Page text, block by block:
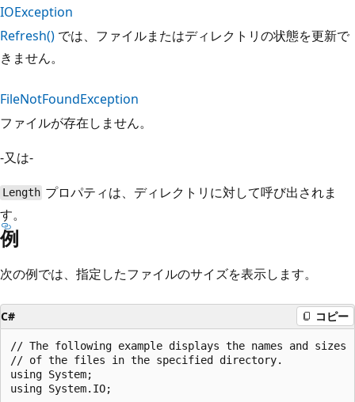
IOException
Refresh() では、ファイルまたはディレクトリの状態を更新で
きません。
FileNotFoundException
ファイルが存在しません。
-又は-
Length プロパティは、ディレクトリに対して呼び出されま
す。
例
次の例では、指定したファイルのサイズを表示します。
C# コピー
// The following example displays the names and sizes
// of the files in the specified directory.
using System;
using System.IO;